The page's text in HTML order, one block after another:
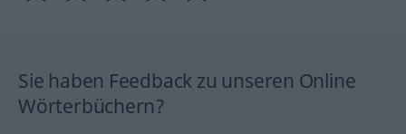
Sie haben Feedback zu unseren Online
Wörterbüchern?